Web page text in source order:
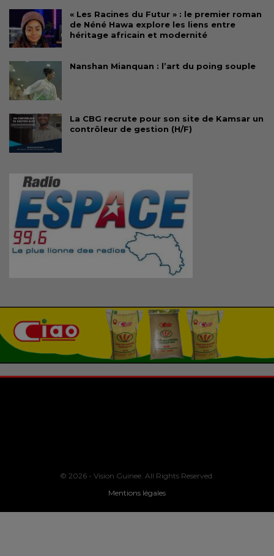
« Les Racines du Futur » : le premier roman
de Néné Hawa explore les liens entre
héritage africain et modernité
Nanshan Mianquan : l’art du poing souple
La CBG recrute pour son site de Kamsar un
contrôleur de gestion (H/F)
© 2026 - Vision Guinee. All Rights Reserved.
Mentions légales